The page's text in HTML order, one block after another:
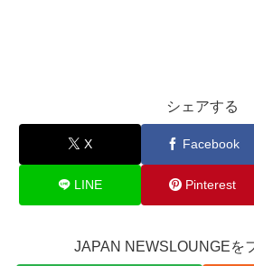
シェアする
X Facebook
LINE Pinterest
JAPAN NEWSLOUNGEを